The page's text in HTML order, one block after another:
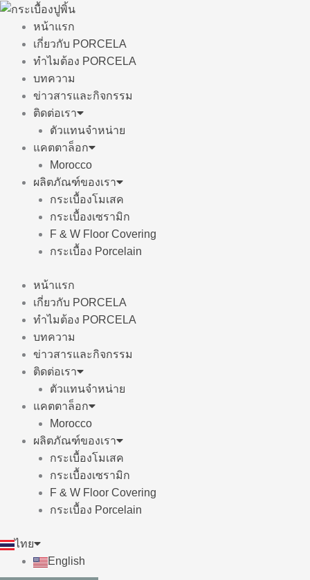
Skip
content
หน้าแรก
เกี่ยวกับ PORCELA
ทำไมต้อง PORCELA
บทความ
ข่าวสารและกิจกรรม
ติดต่อเรา
ตัวแทนจำหน่าย
แคตตาล็อก
Morocco
ผลิตภัณฑ์ของเรา
กระเบื้องโมเสค
กระเบื้องเซรามิก
F & W Floor Covering
กระเบื้อง Porcelain
หน้าแรก
เกี่ยวกับ PORCELA
ทำไมต้อง PORCELA
บทความ
ข่าวสารและกิจกรรม
ติดต่อเรา
ตัวแทนจำหน่าย
แคตตาล็อก
Morocco
ผลิตภัณฑ์ของเรา
กระเบื้องโมเสค
กระเบื้องเซรามิก
F & W Floor Covering
กระเบื้อง Porcelain
ไทย
English